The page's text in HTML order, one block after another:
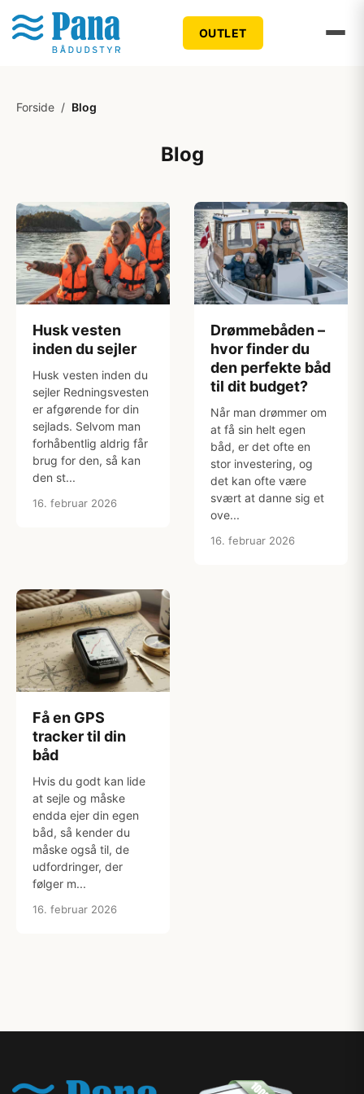
OUTLET
Forside / Blog
Blog
Husk vesten
inden du sejler
Husk vesten inden du
sejler Redningsvesten
er afgørende for din
sejlads. Selvom man
forhåbentlig aldrig får
brug for den, så kan
den st...
16. februar 2026
Drømmebåden –
hvor finder du
den perfekte båd
til dit budget?
Når man drømmer om
at få sin helt egen
båd, er det ofte en
stor investering, og
det kan ofte være
svært at danne sig et
ove...
16. februar 2026
Få en GPS
tracker til din
båd
Hvis du godt kan lide
at sejle og måske
endda ejer din egen
båd, så kender du
måske også til, de
udfordringer, der
følger m...
16. februar 2026